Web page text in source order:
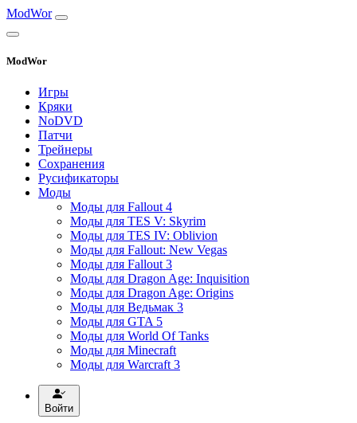
ModWor
ModWor
Игры
Кряки
NoDVD
Патчи
Трейнеры
Сохранения
Русификаторы
Моды
Моды для Fallout 4
Моды для TES V: Skyrim
Моды для TES IV: Oblivion
Моды для Fallout: New Vegas
Моды для Fallout 3
Моды для Dragon Age: Inquisition
Моды для Dragon Age: Origins
Моды для Ведьмак 3
Моды для GTA 5
Моды для World Of Tanks
Моды для Minecraft
Моды для Warcraft 3
Войти